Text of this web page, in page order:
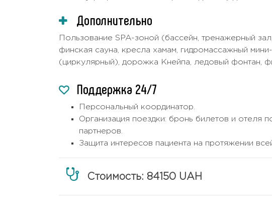
Дополнительно
Пользование SPA-зоной (бассейн, тренажерный
финская сауна, кресла хамам, гидромассажный
(циркулярный), дорожка Кнейпа, ледовый фонтан,
Поддержка 24/7
Персональный координатор.
Организация поездки: бронь билетов и отеля
партнеров.
Защита интересов пациента на протяжении
Стоимость: 84150 UAH